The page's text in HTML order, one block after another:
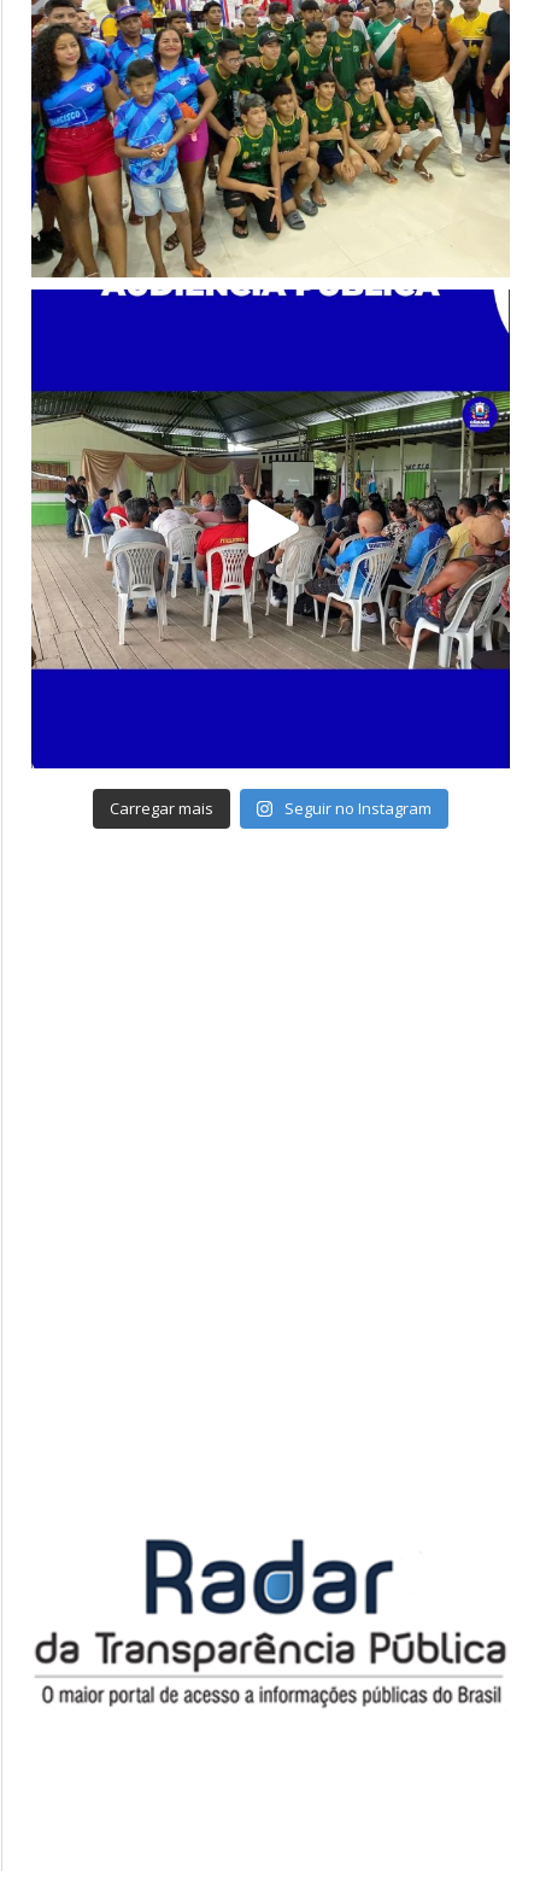
Carregar mais Seguir no Instagram